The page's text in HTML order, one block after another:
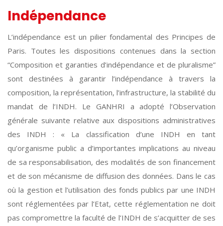
Indépendance
L’indépendance est un pilier fondamental des Principes de
Paris. Toutes les dispositions contenues dans la section
“Composition et garanties d’indépendance et de pluralisme”
sont destinées à garantir l’indépendance à travers la
composition, la représentation, l’infrastructure, la stabilité du
mandat de l’INDH. Le GANHRI a adopté l’Observation
générale suivante relative aux dispositions administratives
des INDH : « La classification d’une INDH en tant
qu’organisme public a d’importantes implications au niveau
de sa responsabilisation, des modalités de son financement
et de son mécanisme de diffusion des données. Dans le cas
où la gestion et l’utilisation des fonds publics par une INDH
sont réglementées par l’Etat, cette réglementation ne doit
pas compromettre la faculté de l’INDH de s’acquitter de ses